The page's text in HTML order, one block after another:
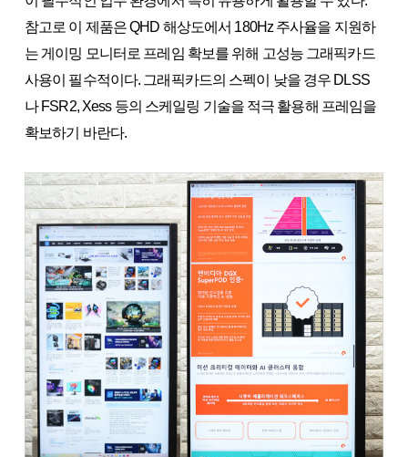
참고로 이 제품은 QHD 해상도에서 180Hz 주사율을 지원하
는 게이밍 모니터로 프레임 확보를 위해 고성능 그래픽카드
사용이 필수적이다. 그래픽카드의 스펙이 낮을 경우 DLSS
나 FSR2, Xess 등의 스케일링 기술을 적극 활용해 프레임을
확보하기 바란다.